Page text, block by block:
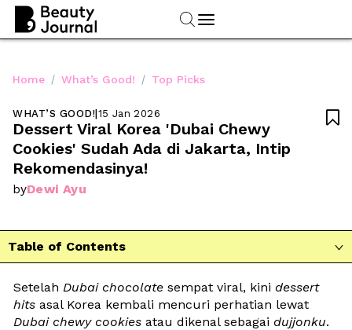
Home / What’s Good! / Top Picks
WHAT’S GOOD!|15 Jan 2026
Dessert Viral Korea 'Dubai Chewy
Cookies' Sudah Ada di Jakarta, Intip
Rekomendasinya!
byDewi Ayu

Table of Contents 
Setelah Dubai chocolate sempat viral, kini dessert
hits
Dubai chewy cookies atau dikenal sebagai dujjonku